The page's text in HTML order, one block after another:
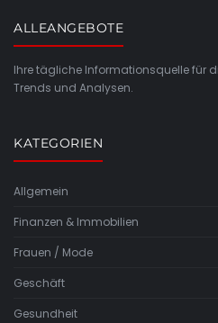
ALLEANGEBOTE
Ihre tägliche Informationsquelle für
Trends und Analysen.
KATEGORIEN
Allgemein
Finanzen & Immobilien
Frauen / Mode
Geschäft
Gesundheit